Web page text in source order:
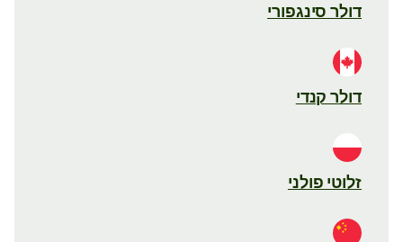
דולר סינגפורי
דולר קנדי
זלוטי פולני